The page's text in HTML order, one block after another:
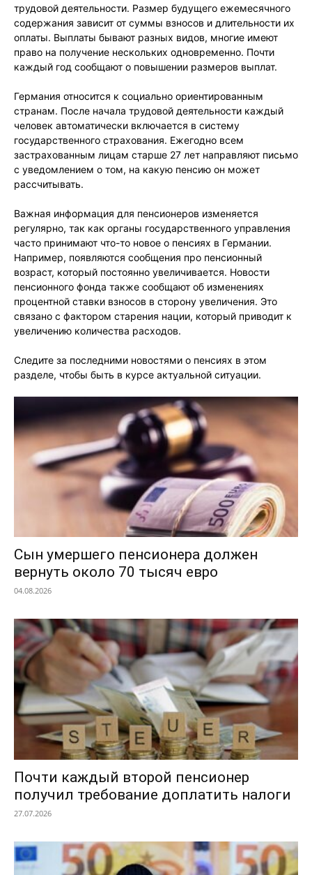
трудовой деятельности. Размер будущего ежемесячного
содержания зависит от суммы взносов и длительности их
оплаты. Выплаты бывают разных видов, многие имеют
право на получение нескольких одновременно. Почти
каждый год сообщают о повышении размеров выплат.
Германия относится к социально ориентированным
странам. После начала трудовой деятельности каждый
человек автоматически включается в систему
государственного страхования. Ежегодно всем
застрахованным лицам старше 27 лет направляют письмо
с уведомлением о том, на какую пенсию он может
рассчитывать.
Важная информация для пенсионеров изменяется
регулярно, так как органы государственного управления
часто принимают что-то новое о пенсиях в Германии.
Например, появляются сообщения про пенсионный
возраст, который постоянно увеличивается. Новости
пенсионного фонда также сообщают об изменениях
процентной ставки взносов в сторону увеличения. Это
связано с фактором старения нации, который приводит к
увеличению количества расходов.
Следите за последними новостями о пенсиях в этом
разделе, чтобы быть в курсе актуальной ситуации.
Сын умершего пенсионера должен
вернуть около 70 тысяч евро
04.08.2026
Почти каждый второй пенсионер
получил требование доплатить налоги
27.07.2026